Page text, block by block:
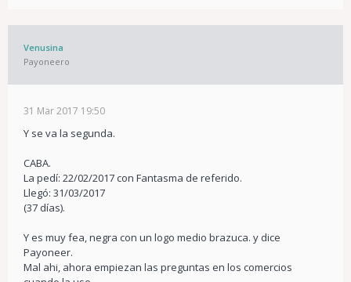
Venusina
Payoneero
31 Mar 2017 19:50
Y se va la segunda.
CABA.
La pedí: 22/02/2017 con Fantasma de referido.
Llegó: 31/03/2017
(37 días).
Y es muy fea, negra con un logo medio brazuca. y dice
Payoneer.
Mal ahi, ahora empiezan las preguntas en los comercios